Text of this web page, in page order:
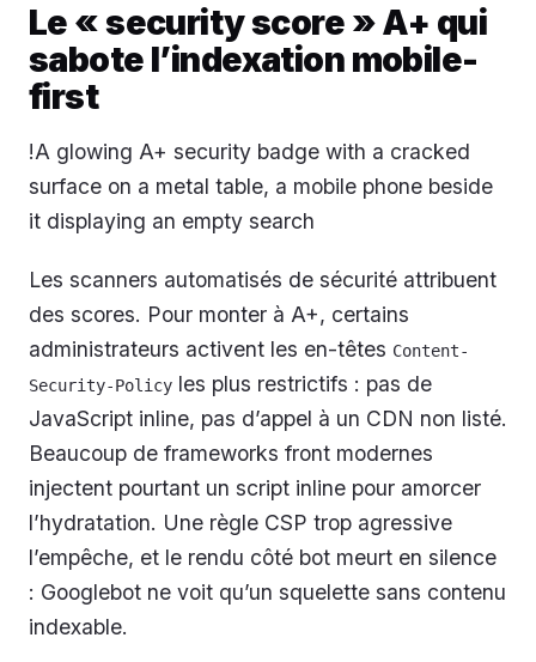
Le « security score » A+ qui
sabote l’indexation mobile-
first
!A glowing A+ security badge with a cracked
surface on a metal table, a mobile phone beside
it displaying an empty search
Les scanners automatisés de sécurité attribuent
des scores. Pour monter à A+, certains
administrateurs activent les en-têtes Content-
Security-Policy les plus restrictifs : pas de
JavaScript inline, pas d’appel à un CDN non listé.
Beaucoup de frameworks front modernes
injectent pourtant un script inline pour amorcer
l’hydratation. Une règle CSP trop agressive
l’empêche, et le rendu côté bot meurt en silence
: Googlebot ne voit qu’un squelette sans contenu
indexable.